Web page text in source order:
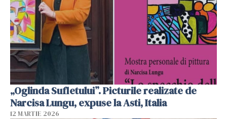
„Oglinda Sufletului”. Picturile realizate de
Narcisa Lungu, expuse la Asti, Italia
12 MARTIE 2026